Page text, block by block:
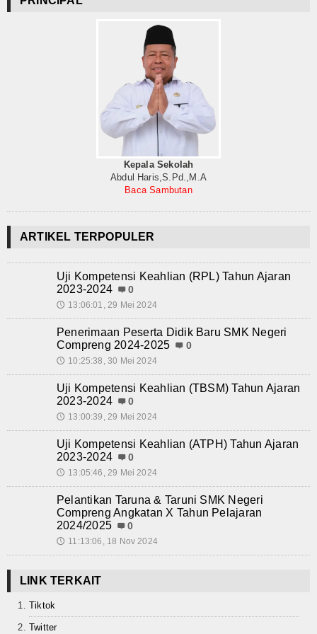
Kepala Sekolah
Abdul Haris,S.Pd.,M.A
Baca Sambutan
ARTIKEL TERPOPULER
Uji Kompetensi Keahlian (RPL) Tahun Ajaran
2023-2024
0
🕔 13:06:01, 29 Mei 2024
Penerimaan Peserta Didik Baru SMK Negeri
Compreng 2024-2025
0
🕔 10:25:38, 30 Mei 2024
Uji Kompetensi Keahlian (TBSM) Tahun Ajaran
2023-2024
0
🕔 13:00:39, 29 Mei 2024
Uji Kompetensi Keahlian (ATPH) Tahun Ajaran
2023-2024
0
🕔 13:05:46, 29 Mei 2024
Pelantikan Taruna & Taruni SMK Negeri
Compreng Angkatan X Tahun Pelajaran
2024/2025
0
🕔 11:13:06, 18 Nov 2024
LINK TERKAIT
Tiktok
Twitter